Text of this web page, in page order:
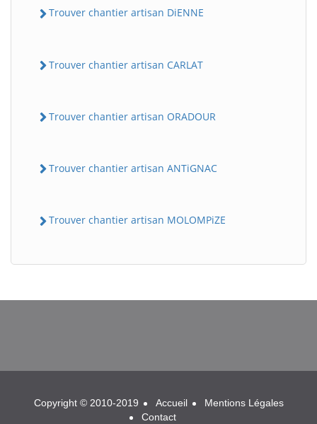
Trouver chantier artisan DiENNE
Trouver chantier artisan CARLAT
Trouver chantier artisan ORADOUR
Trouver chantier artisan ANTiGNAC
Trouver chantier artisan MOLOMPiZE
BatiWebPro
Copyright © 2010-2019 Accueil
Mentions Légales
Contact